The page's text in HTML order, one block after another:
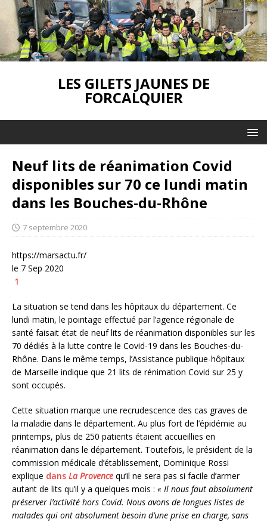
LES GILETS JAUNES DE
FORCALQUIER
Neuf lits de réanimation Covid
disponibles sur 70 ce lundi matin
dans les Bouches-du-Rhône
7 septembre 2020
https://marsactu.fr/
le 7 Sep 2020
1
La situation se tend dans les hôpitaux du département. Ce
lundi matin, le pointage effectué par l’agence régionale de
santé faisait état de neuf lits de réanimation disponibles sur les
70 dédiés à la lutte contre le Covid-19 dans les Bouches-du-
Rhône. Dans le même temps, l’Assistance publique-hôpitaux
de Marseille indique que 21 lits de rénimation Covid sur 25 y
sont occupés.
Cette situation marque une recrudescence des cas graves de
la maladie dans le département. Au plus fort de l’épidémie au
printemps, plus de 250 patients étaient accueillies en
réanimation dans le département. Toutefois, le président de la
commission médicale d’établissement, Dominique Rossi
explique dans La Provence qu’il ne sera pas si facile d’armer
autant de lits qu’il y a quelques mois : « Il nous faut absolument
préserver l’activité hors Covid. Nous avons de longues listes de
malades qui ont absolument besoin d’une prise en charge, sans